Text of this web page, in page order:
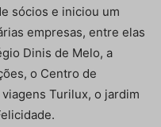
sócios e iniciou um
empresas, entre elas
Dinis de Melo, a
o Centro de
Turilux, o jardim